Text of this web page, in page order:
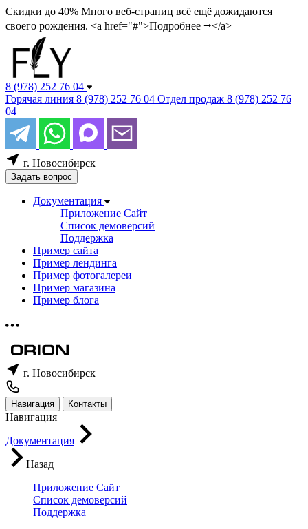
Скидки до 40% Много веб-страниц всё ещё дожидаются
своего рождения. <a href="#">Подробнее ⭢</a>
8 (978) 252 76 04
Горячая линия 8 (978) 252 76 04 Отдел продаж 8 (978) 252 76
04
г. Новосибирск
Задать вопрос
Документация
Приложение Сайт
Список демоверсий
Поддержка
Пример сайта
Пример лендинга
Пример фотогалереи
Пример магазина
Пример блога
г. Новосибирск
Навигация Контакты
Навигация
Документация
Назад
Приложение Сайт
Список демоверсий
Поддержка